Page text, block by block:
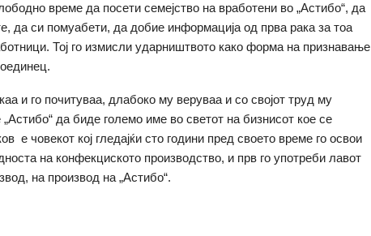
време да посети семејство на вработени во „Астибо“, да
да си помуабети, да добие информација од прва рака за тоа
Тој го измисли ударништвото како форма на признавање
и го почитуваа, длабоко му веруваа и со својот труд му
да биде големо име во светот на бизнисот кое се
е човекот кој гледајќи сто години пред своето време го освои
на конфекциското производство, и прв го употреби лавот
на производ на „Астибо“.